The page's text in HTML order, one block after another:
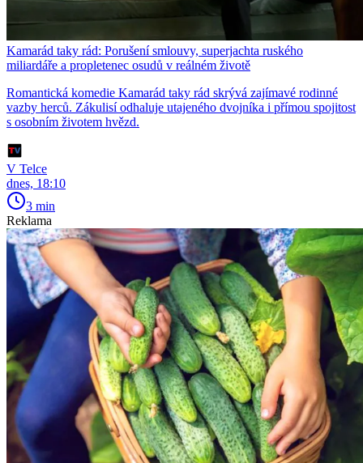
Kamarád taky rád: Porušení smlouvy, superjachta ruského
miliardáře a propletenec osudů v reálném životě
Romantická komedie Kamarád taky rád skrývá zajímavé rodinné
vazby herců. Zákulisí odhaluje utajeného dvojníka i přímou spojitost
s osobním životem hvězd.
V Telce
dnes, 18:10
3 min
Reklama